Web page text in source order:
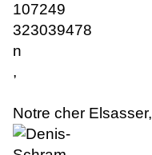
,
Notre cher Elsasser,